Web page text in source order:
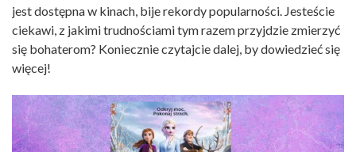
jest dostępna w kinach, bije rekordy popularności. Jesteście
ciekawi, z jakimi trudnościami tym razem przyjdzie zmierzyć
się bohaterom? Koniecznie czytajcie dalej, by dowiedzieć się
więcej!